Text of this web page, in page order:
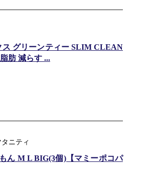
ス グリーンティー SLIM CLEAN
肪 減らす ...
ニティ
ん M L BIG(3個)【マミーポコパ